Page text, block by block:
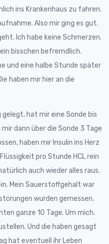
ins Krankenhaus zu fahren.
Also mir ging es gut.
Ich habe keine Schmerzen.
bisschen befremdlich.
und eine halbe Stunde später
haben mir hier an die
hat mir eine Sonde bis
dann über die Sonde 3 Tage
haben mir Insulin ins Herz
pro Stunde HCL rein
auch wieder alles raus.
Mein Sauerstoffgehalt war
wurden gemessen.
ganze 10 Tage. Um mich.
Und die haben gesagt
hat eventuell ihr Leben